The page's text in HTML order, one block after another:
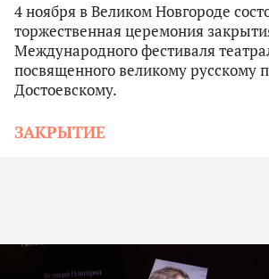
4 ноября в Великом Новгороде
торжественная церемония
Международного фестиваля
посвященного великому русскому
Достоевскому.
ЗАКРЫТИЕ